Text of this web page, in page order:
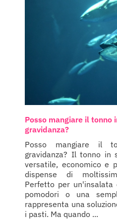
Posso mangiare il tonno
gravidanza?
Posso mangiare il
gravidanza? Il tonno in
versatile, economico e
dispense di
Perfetto per
pomodori o una
rappresenta una
i pasti. Ma quando ...